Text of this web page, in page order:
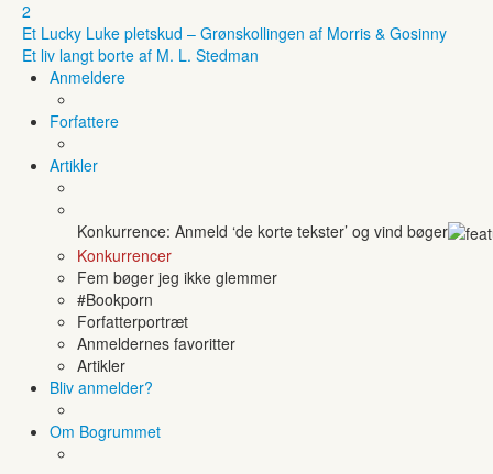
2
Et Lucky Luke pletskud – Grønskollingen af Morris & Gosinny
Et liv langt borte af M. L. Stedman
Anmeldere
Forfattere
Artikler
Konkurrence: Anmeld ‘de korte tekster’ og vind bøger
Konkurrencer
Fem bøger jeg ikke glemmer
#Bookporn
Forfatterportræt
Anmeldernes favoritter
Artikler
Bliv anmelder?
Om Bogrummet